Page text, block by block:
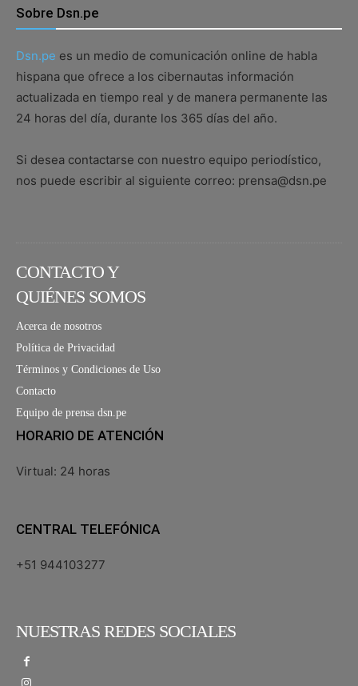
Sobre Dsn.pe
Dsn.pe es un medio de comunicación online de habla
hispana que ofrece a los cibernautas información
actualizada en tiempo real y de manera permanente las
24 horas del día, durante los 365 días del año.
Si desea contactarse con nuestro equipo periodístico,
nos puede escribir al siguiente correo: prensa@dsn.pe
CONTACTO Y
QUIÉNES SOMOS
Acerca de nosotros
Política de Privacidad
Términos y Condiciones de Uso
Contacto
Equipo de prensa dsn.pe
HORARIO DE ATENCIÓN
Virtual: 24 horas
CENTRAL TELEFÓNICA
+51 944103277
NUESTRAS REDES SOCIALES